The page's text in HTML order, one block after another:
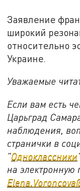
Заявление
широкий
относительно
Украине.
Уважаемые
Если вам есть
Царьград
наблюдения,
странички в
"Одноклассники
на электронную